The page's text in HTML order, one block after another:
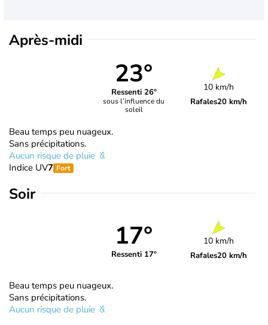
Après-midi
23°
Ressenti 26°
sous l’influence du
soleil
10 km/h
Rafales20 km/h
Beau temps peu nuageux.
Sans précipitations.
Aucun risque de pluie
Indice UV7 Fort
Soir
17°
Ressenti 17°
10 km/h
Rafales20 km/h
Beau temps peu nuageux.
Sans précipitations.
Aucun risque de pluie